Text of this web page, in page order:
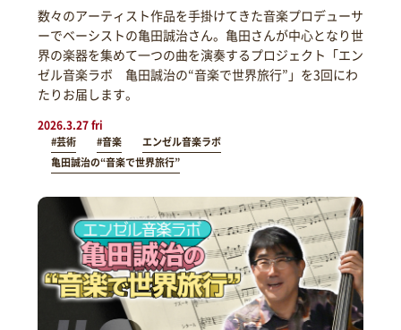
数々のアーティスト作品を手掛けてきた音楽プロデューサ
ーでベーシストの亀田誠治さん。亀田さんが中心となり世
界の楽器を集めて一つの曲を演奏するプロジェクト「エン
ゼル音楽ラボ 亀田誠治の“音楽で世界旅行”」を3回にわ
たりお届します。
2026.3.27 fri
#芸術 #音楽
エンゼル音楽ラボ
亀田誠治の“音楽で世界旅行”